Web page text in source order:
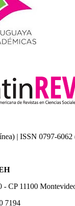
| ISSN 0797-6062
- CP 11100
7194